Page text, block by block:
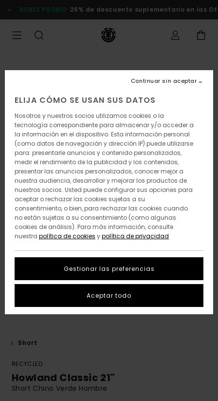
la
DOBLE PROMO 25% de descuento suplementario en las
Short
RECYCLED
Howland Classic 21"
Short Chino Verde Hombre
ELIJA CÓMO SE USAN SUS DATOS
Nosotros y nuestros socios utilizamos cookies o la
tecnología correspondiente para almacenar y/o acceder a
la información en el dispositivo. Esta información personal
(como datos de navegación y dirección IP) puede utilizarse
para: presentarle anuncios y contenido personalizados,
medir el rendimiento de la publicidad y los contenidos,
presentar las anuncios personalizados, conocer mejor a
nuestra audiencia, desarrollar y mejorar los productos de
nuestros socios. Usted puede configurar sus opciones para
aceptar o rechazar las cookies sujetas a su
consentimiento, o bien, para rechazar las cookies cuando
no están sujetas a su consentimiento (como algunas
cookies de análisis). Para más información, consulte
nuestra política de cookies ypolítica de privacidad
Gestionar las preferencias
Continuar sin aceptar
Aceptar todo